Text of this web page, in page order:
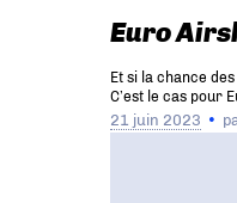
Euro
Et si la chance
C’est le cas pour
21 juin 2023